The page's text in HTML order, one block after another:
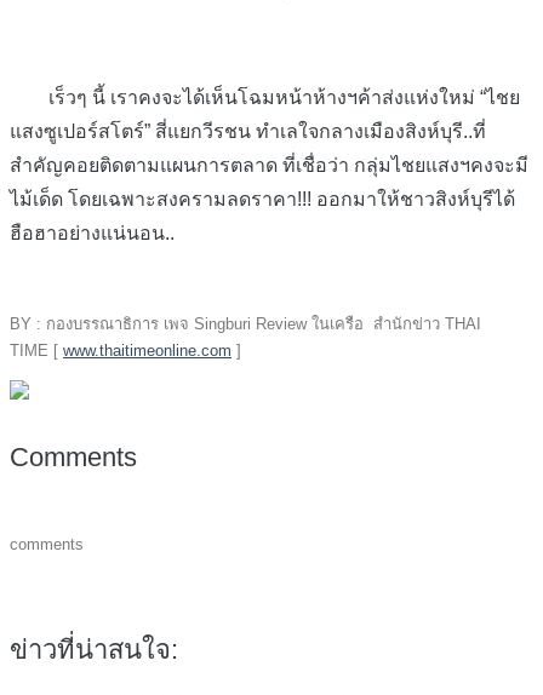
เร็วๆ นี้ เราคงจะได้เห็นโฉมหน้าห้างฯค้าส่งแห่งใหม่ “ไชย
แสงซูเปอร์สโตร์” สี่แยกวีรชน ทำเลใจกลางเมืองสิงห์บุรี..ที่
สำคัญคอยติดตามแผนการตลาด ที่เชื่อว่า กลุ่มไชยแสงฯคงจะมี
ไม้เด็ด โดยเฉพาะสงครามลดราคา!!! ออกมาให้ชาวสิงห์บุรีได้
ฮือฮาอย่างแน่นอน..
BY : กองบรรณาธิการ เพจ Singburi Review ในเครือ สำนักข่าว THAI
TIME [ www.thaitimeonline.com ]
Comments
comments
ข่าวที่น่าสนใจ: